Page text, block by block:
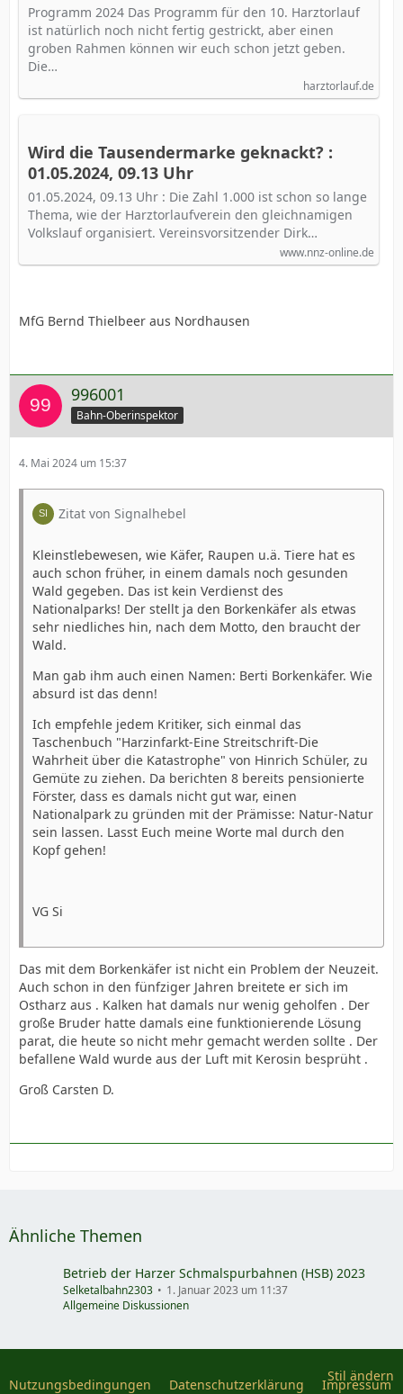
Programm 2024 Das Programm für den 10. Harztorlauf
ist natürlich noch nicht fertig gestrickt, aber einen
groben Rahmen können wir euch schon jetzt geben.
Die…
harztorlauf.de
Wird die Tausendermarke geknackt? :
01.05.2024, 09.13 Uhr
01.05.2024, 09.13 Uhr : Die Zahl 1.000 ist schon so lange
Thema, wie der Harztorlaufverein den gleichnamigen
Volkslauf organisiert. Vereinsvorsitzender Dirk…
www.nnz-online.de
MfG Bernd Thielbeer aus Nordhausen
996001
Bahn-Oberinspektor
4. Mai 2024 um 15:37
Zitat von Signalhebel
Kleinstlebewesen, wie Käfer, Raupen u.ä. Tiere hat es
auch schon früher, in einem damals noch gesunden
Wald gegeben. Das ist kein Verdienst des
Nationalparks! Der stellt ja den Borkenkäfer als etwas
sehr niedliches hin, nach dem Motto, den braucht der
Wald.
Man gab ihm auch einen Namen: Berti Borkenkäfer. Wie
absurd ist das denn!
Ich empfehle jedem Kritiker, sich einmal das
Taschenbuch "Harzinfarkt-Eine Streitschrift-Die
Wahrheit über die Katastrophe" von Hinrich Schüler, zu
Gemüte zu ziehen. Da berichten 8 bereits pensionierte
Förster, dass es damals nicht gut war, einen
Nationalpark zu gründen mit der Prämisse: Natur-Natur
sein lassen. Lasst Euch meine Worte mal durch den
Kopf gehen!
VG Si
Das mit dem Borkenkäfer ist nicht ein Problem der Neuzeit.
Auch schon in den fünfziger Jahren breitete er sich im
Ostharz aus . Kalken hat damals nur wenig geholfen . Der
große Bruder hatte damals eine funktionierende Lösung
parat, die heute so nicht mehr gemacht werden sollte . Der
befallene Wald wurde aus der Luft mit Kerosin besprüht .
Groß Carsten D.
Ähnliche Themen
Betrieb der Harzer Schmalspurbahnen (HSB) 2023
Selketalbahn2303
1. Januar 2023 um 11:37
Allgemeine Diskussionen
Stil ändern
Nutzungsbedingungen Datenschutzerklärung Impressum